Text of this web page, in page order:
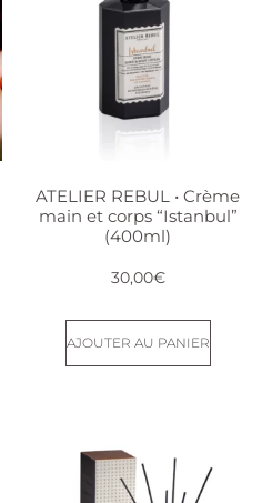
ATELIER REBUL • Crème
main et corps “Istanbul”
(400ml)
30,00€
AJOUTER AU PANIER